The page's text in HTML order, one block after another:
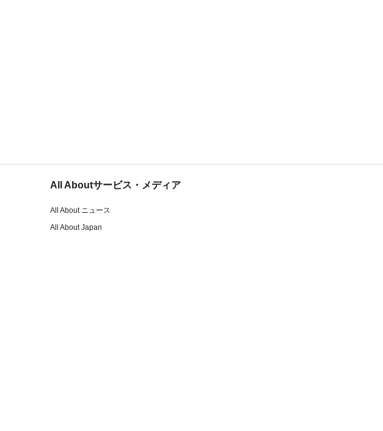
All Aboutサービス・メディア
All About ニュース
All About Japan